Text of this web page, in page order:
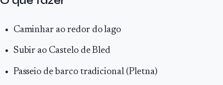
Caminhar ao redor do lago
Subir ao Castelo de Bled
Passeio de barco tradicional (Pletna)